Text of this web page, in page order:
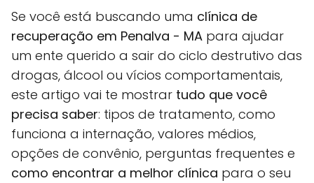
Se você está buscando uma clínica de
recuperação em Penalva - MA para ajudar
um ente querido a sair do ciclo destrutivo das
drogas, álcool ou vícios comportamentais,
este artigo vai te mostrar tudo que você
precisa saber: tipos de tratamento, como
funciona a internação, valores médios,
opções de convênio, perguntas frequentes e
como encontrar a melhor clínica para o seu